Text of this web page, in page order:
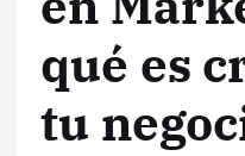
qué es
tu